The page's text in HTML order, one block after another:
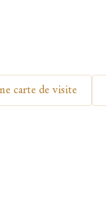
carte de visite